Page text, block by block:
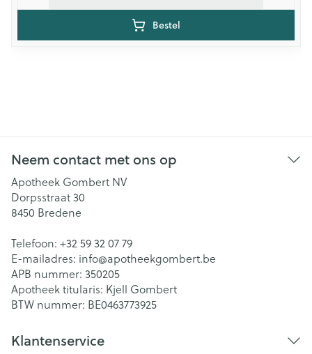
Bestel
Neem contact met ons op
Apotheek Gombert NV
Dorpsstraat 30
8450 Bredene
Telefoon: +32 59 32 07 79
E-mailadres: info@apotheekgombert.be
APB nummer: 350205
Apotheek titularis: Kjell Gombert
BTW nummer: BE0463773925
Klantenservice